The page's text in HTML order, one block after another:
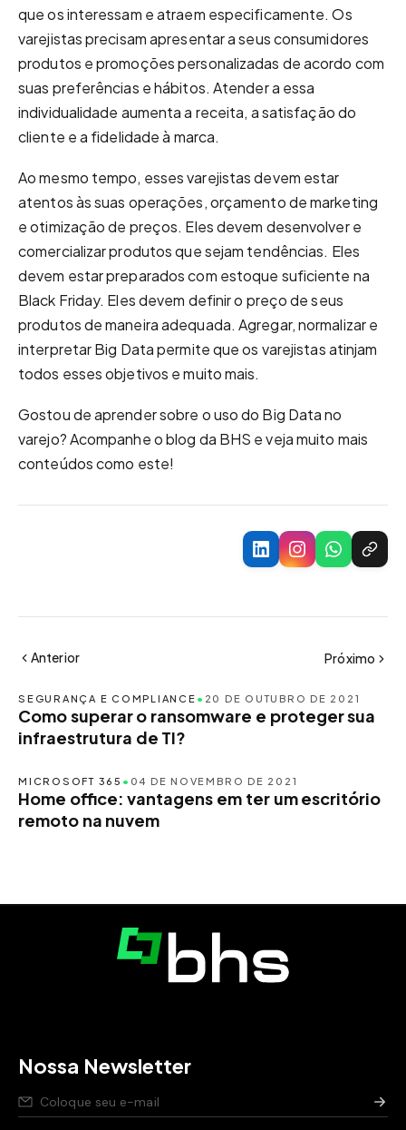
que os interessam e atraem especificamente. Os
varejistas precisam apresentar a seus consumidores
produtos e promoções personalizadas de acordo com
suas preferências e hábitos. Atender a essa
individualidade aumenta a receita, a satisfação do
cliente e a fidelidade à marca.
Ao mesmo tempo, esses varejistas devem estar
atentos às suas operações, orçamento de marketing
e otimização de preços. Eles devem desenvolver e
comercializar produtos que sejam tendências. Eles
devem estar preparados com estoque suficiente na
Black Friday. Eles devem definir o preço de seus
produtos de maneira adequada. Agregar, normalizar e
interpretar Big Data permite que os varejistas atinjam
todos esses objetivos e muito mais.
Gostou de aprender sobre o uso do Big Data no
varejo? Acompanhe o blog da BHS e veja muito mais
conteúdos como este!
Anterior Próximo
SEGURANÇA E COMPLIANCE • 20 DE OUTUBRO DE 2021
Como superar o ransomware e proteger sua
infraestrutura de TI?
MICROSOFT 365 • 04 DE NOVEMBRO DE 2021
Home office: vantagens em ter um escritório
remoto na nuvem
Nossa Newsletter